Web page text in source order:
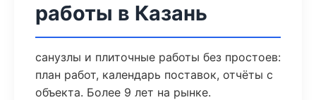
работы в Казань
санузлы и плиточные работы без простоев:
план работ, календарь поставок, отчёты с
объекта. Более 9 лет на рынке.